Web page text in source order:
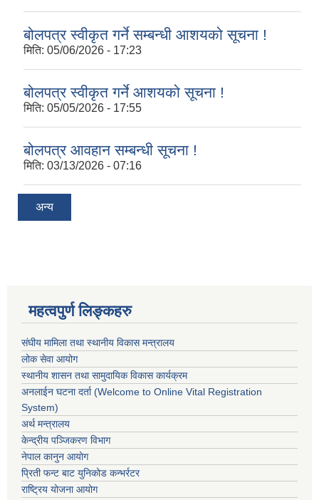
बोलपत्र स्वीकृत गर्ने सम्बन्धी आशयको सूचना !
मिति: 05/06/2026 - 17:23
बोलपत्र स्वीकृत गर्ने आशयको सूचना !
मिति: 05/05/2026 - 17:55
बोलपत्र आवहान सम्बन्धी सूचना !
मिति: 03/13/2026 - 07:16
अन्य
महत्वपुर्ण लिङ्कहरु
संघीय मामिला तथा स्थानीय विकास मन्त्रालय
लोक सेवा आयोग
स्थानीय शासन तथा सामुदायिक विकास कार्यक्रम
अनलाईन घटना दर्ता (Welcome to Online Vital Registration
System)
अर्थ मन्त्रालय
केन्द्रीय पञ्जिकरण विभाग
नेपाल कानुन आयोग
प्रिती फन्ट बाट युनिकोड कन्भर्रटर
राष्ट्रिय योजना आयोग